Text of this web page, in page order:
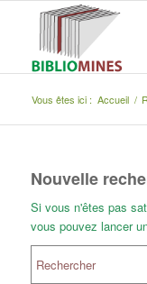
Vous êtes ici : Accueil /
Nouvelle
Si vous n'êtes pas
vous pouvez lancer